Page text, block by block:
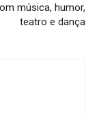
música, humor,
teatro e dança